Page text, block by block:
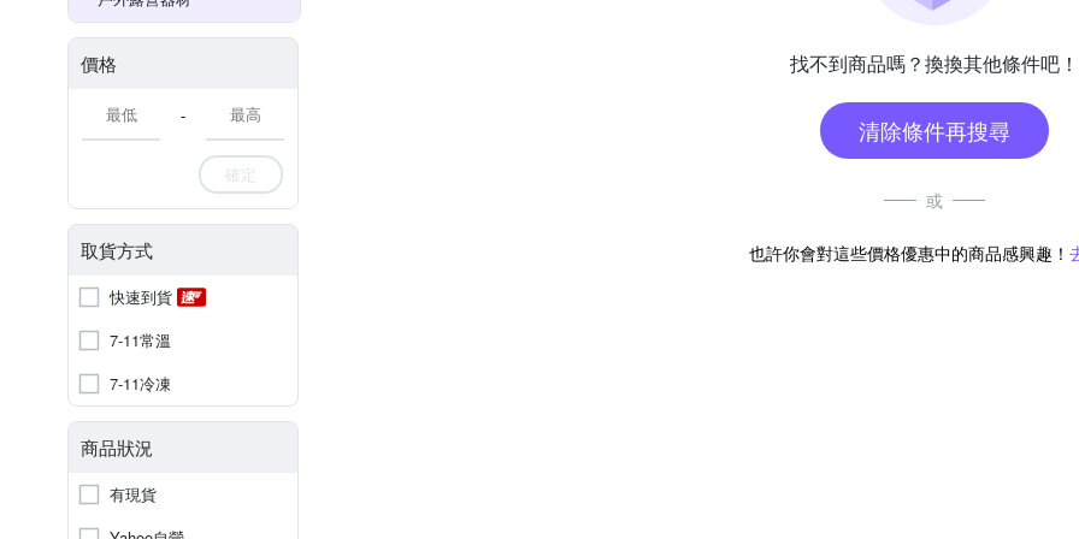
價格
-
確定
取貨方式
快速到貨
7-11常溫
7-11冷凍
商品狀況
有現貨
找不到商品嗎？換換其他條件吧！
清除條件再搜尋
或
也許你會對這些價格優惠中的商品感興趣！